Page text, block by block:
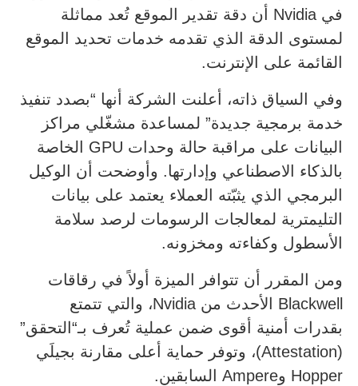
في Nvidia أن دقة تقدير الموقع تُعد مماثلة
لمستوى الدقة الذي تقدمه خدمات تحديد الموقع
القائمة على الإنترنت.
وفي السياق ذاته، أعلنت الشركة أنها “بصدد تنفيذ
خدمة برمجية جديدة” لمساعدة مشغّلي مراكز
البيانات على مراقبة حالة وحدات GPU الخاصة
بالذكاء الاصطناعي وإدارتها. وأوضحت أن الوكيل
البرمجي الذي يثبّته العملاء يعتمد على بيانات
التليمترية لمعالجات الرسومات لرصد سلامة
الأسطول وكفاءته ومخزونه.
ومن المقرر أن تتوافر الميزة أولاً في رقاقات
Blackwell الأحدث من Nvidia، والتي تتمتع
بقدرات أمنية أقوى ضمن عملية تُعرف بـ“التحقق”
(Attestation)، وتوفر حماية أعلى مقارنة بجيلَي
Hopper وAmpere السابقين.